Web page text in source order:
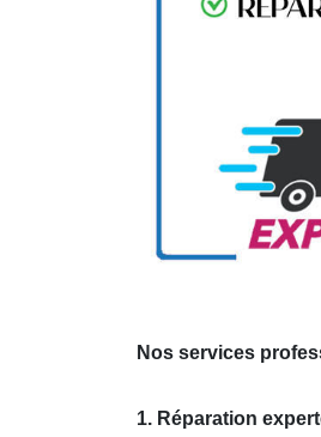
Nos services
1. Réparation